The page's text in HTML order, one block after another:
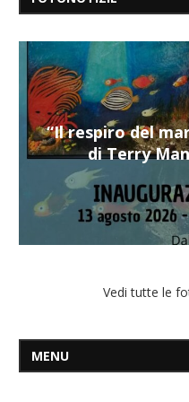
“Il respiro del
di Terry
Vedi tutte le
MENU